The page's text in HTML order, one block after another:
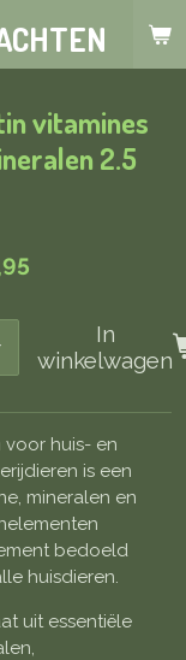
vitamines
2.5
In
winkelwagen
voor huis- en
is een
mineralen en
bedoeld
huisdieren.
uit essentiële